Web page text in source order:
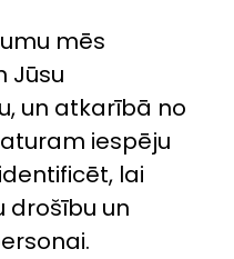
mēs
Jūsu
un atkarībā no
iespēju
lai
drošību un